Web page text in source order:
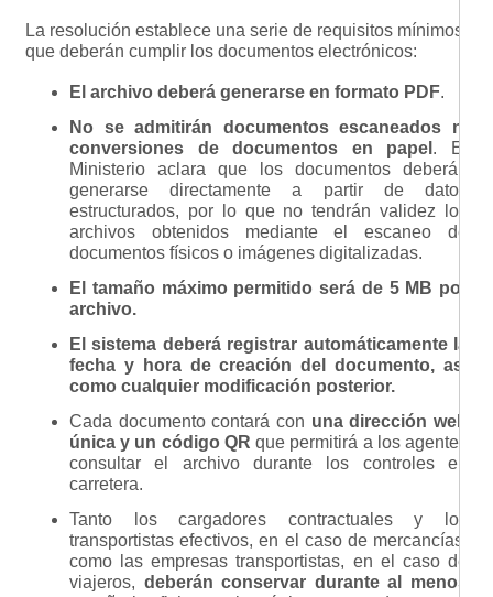
La resolución establece una serie de requisitos mínimos
que deberán cumplir los documentos electrónicos:
El archivo deberá generarse en formato PDF.
No se admitirán documentos escaneados ni
conversiones de documentos en papel . El
Ministerio aclara que los documentos deberán
generarse directamente a partir de datos
estructurados, por lo que no tendrán validez los
archivos obtenidos mediante el escaneo de
documentos físicos o imágenes digitalizadas.
El tamaño máximo permitido será de 5 MB por
archivo.
El sistema deberá registrar automáticamente la
fecha y hora de creación del documento, así
como cualquier modificación posterior.
Cada documento contará con una dirección web
única y un código QR que permitirá a los agentes
consultar el archivo durante los controles en
carretera.
Tanto los cargadores contractuales y los
transportistas efectivos, en el caso de mercancías,
como las empresas transportistas, en el caso de
viajeros, deberán conservar durante al menos